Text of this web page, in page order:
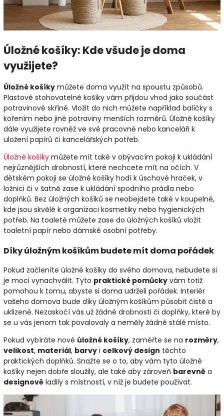
Úložné košíky: Kde všude je doma
využijete?
Úložné košíky můžete doma využít na spoustu způsobů.
Plastové stohovatelné košíky vám přijdou vhod jako součást
potravinové skříně. Vložit do nich můžete například balíčky s
kořením nebo jiné potraviny menších rozměrů. Úložné košíky
dále využijete rovněž ve své pracovně nebo kanceláři k
uložení papírů či kancelářských potřeb.
Úložné košíky můžete mít také v obývacím pokoji k ukládání
nejrůznějších drobností, které nechcete mít na očích. V
dětském pokoji se úložné košíky hodí k úschově hraček, v
ložnici či v šatně zase k ukládání spodního prádla nebo
doplňků. Bez úložných košíků se neobejdete také v koupelně,
kde jsou skvělé k organizaci kosmetiky nebo hygienických
potřeb. Na toaletě můžete zase do úložných košíků vložit
toaletní papír nebo dámské osobní potřeby.
Díky úložným košíkům budete mít doma pořádek
Pokud začleníte úložné košíky do svého domova, nebudete si
je moci vynachválit. Tyto praktické pomůcky vám totiž
pomohou k tomu, abyste si doma udrželi pořádek. Interiér
vašeho domova bude díky úložným košíkům působit čistě a
uklizeně. Nezaskočí vás už žádné drobnosti či doplňky, které by
se u vás jenom tak povalovaly a neměly žádné stálé místo.
Pokud vybíráte nové úložné košíky, zaměřte se na rozměry,
velikost, materiál, barvy i celkový design těchto
praktických doplňků. Snažte se o to, aby vám tyto úložné
košíky nejen dobře sloužily, ale také aby zároveň barevně a
designově ladily s místností, v níž je budete používat.